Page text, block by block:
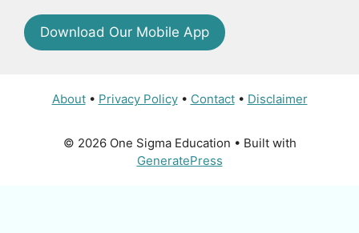
Download Our Mobile App
About• Privacy Policy• Contact• Disclaimer
© 2026 One Sigma Education • Built with
GeneratePress